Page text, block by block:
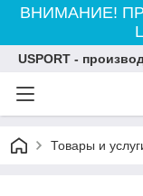
ВНИМАНИЕ!
USPORT -
Товары и